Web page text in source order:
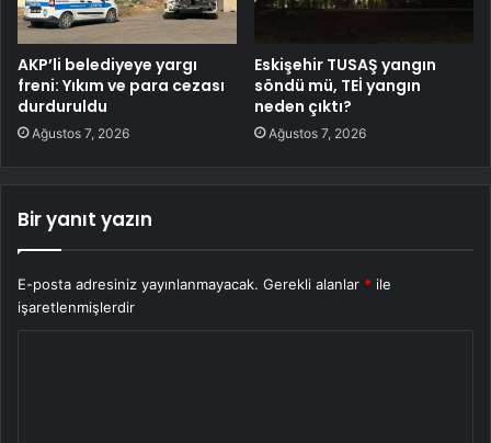
AKP’li belediyeye yargı
freni: Yıkım ve para cezası
durduruldu
Ağustos 7, 2026
Eskişehir TUSAŞ yangın
söndü mü, TEİ yangın
neden çıktı?
Ağustos 7, 2026
Bir yanıt yazın
E-posta adresiniz yayınlanmayacak. Gerekli alanlar * ile
işaretlenmişlerdir